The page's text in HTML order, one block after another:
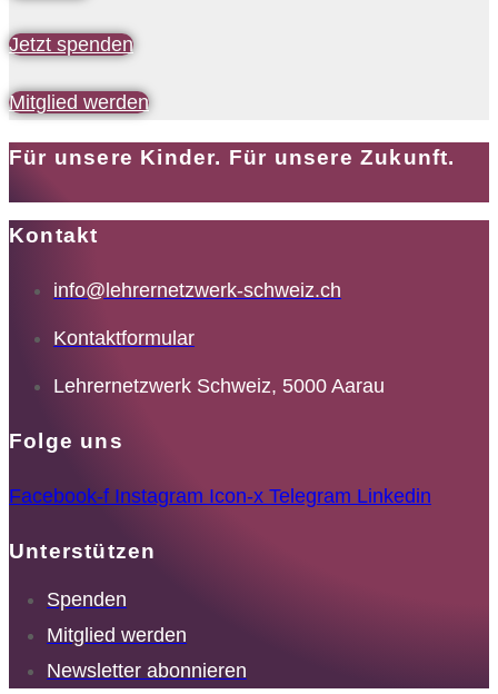
Jetzt spenden
Mitglied werden
Für unsere Kinder. Für unsere Zukunft.
Kontakt
info@lehrernetzwerk-schweiz.ch
Kontaktformular
Lehrernetzwerk Schweiz, 5000 Aarau
Folge uns
Facebook-f Instagram Icon-x Telegram Linkedin
Unterstützen
Spenden
Mitglied werden
Newsletter abonnieren